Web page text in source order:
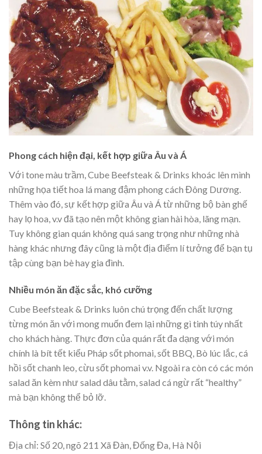
Phong cách hiện đại, kết hợp giữa Âu và Á
Với tone màu trầm, Cube Beefsteak & Drinks khoác lên mình
những họa tiết hoa lá mang đậm phong cách Đông Dương.
Thêm vào đó, sự kết hợp giữa Âu và Á từ những bộ bàn ghế
hay lọ hoa, v.v đã tạo nên một không gian hài hòa, lãng mạn.
Tuy không gian quán không quá sang trọng như những nhà
hàng khác nhưng đây cũng là một địa điểm lí tưởng để bạn tụ
tập cùng bạn bè hay gia đình.
Nhiều món ăn đặc sắc, khó cưỡng
Cube Beefsteak & Drinks luôn chú trọng đến chất lượng
từng món ăn với mong muốn đem lại những gì tinh túy nhất
cho khách hàng. Thực đơn của quán rất đa dạng với món
chính là bít tết kiểu Pháp sốt phomai, sốt BBQ, Bò lúc lắc, cá
hồi sốt chanh leo, cừu sốt phomai v.v. Ngoài ra còn có các món
salad ăn kèm như salad dâu tằm, salad cá ngừ rất “healthy”
mà bạn không thể bỏ lỡ.
Thông tin khác:
Địa chỉ: Số 20, ngõ 211 Xã Đàn, Đống Đa, Hà Nội